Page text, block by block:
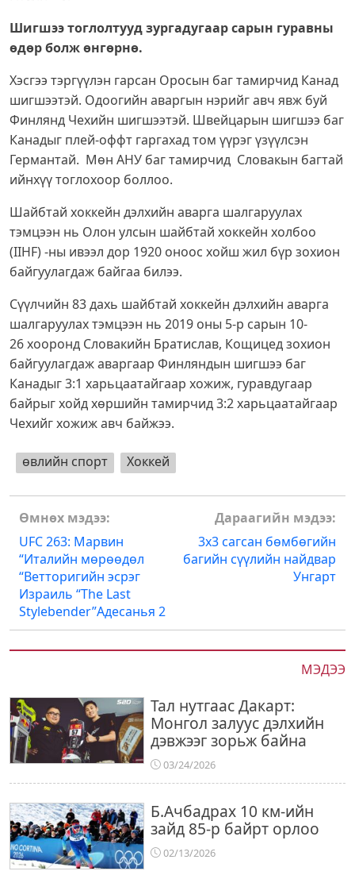
МЭДЭЭ
Тал нутгаас Дакарт:
Монгол залуус дэлхийн
дэвжээг зорьж байна
03/24/2026
Б.Ачбадрах 10 км-ийн
зайд 85-р байрт орлоо
02/13/2026
Шигшээ тоглолтууд зургадугаар сарын гуравны
өдөр болж өнгөрнө.
Хэсгээ тэргүүлэн гарсан Оросын баг тамирчид Канад
шигшээтэй. Одоогийн аваргын нэрийг авч явж буй
Финлянд Чехийн шигшээтэй. Швейцарын шигшээ баг
Канадыг плей-оффт гаргахад том үүрэг үзүүлсэн
Германтай. Мөн АНУ баг тамирчид Словакын багтай
ийнхүү тоглохоор боллоо.
Шайбтай хоккейн дэлхийн аварга шалгаруулах
тэмцээн нь Олон улсын шайбтай хоккейн холбоо
(IIHF) -ны ивээл дор 1920 оноос хойш жил бүр зохион
байгуулагдаж байгаа билээ.
Сүүлчийн 83 дахь шайбтай хоккейн дэлхийн аварга
шалгаруулах тэмцээн нь 2019 оны 5-р сарын 10-
26 хооронд Словакийн Братислав, Кощицед зохион
байгуулагдаж аваргаар Финляндын шигшээ баг
Канадыг 3:1 харьцаатайгаар хожиж, гуравдугаар
байрыг хойд хөршийн тамирчид 3:2 харьцаатайгаар
Чехийг хожиж авч байжээ.
өвлийн спорт Хоккей
Post
navigation
Өмнөх мэдээ:
UFC 263: Марвин
“Италийн мөрөөдөл
“Ветторигийн эсрэг
Израиль “The Last
Stylebender”Адесанья 2
Дараагийн мэдээ:
3х3 сагсан бөмбөгийн
багийн сүүлийн найдвар
Унгарт